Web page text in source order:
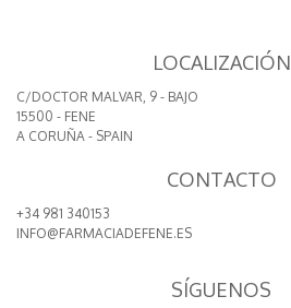
LOCALIZACIÓN
C/DOCTOR MALVAR, 9 - BAJO
15500 - FENE
A CORUÑA - SPAIN
CONTACTO
+34 981 340153
INFO@FARMACIADEFENE.ES
SÍGUENOS